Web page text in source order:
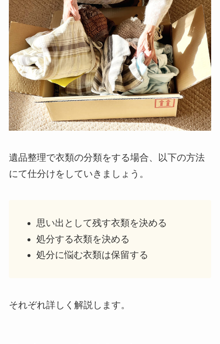
遺品整理で衣類の分類をする場合、以下の方法
にて仕分けをしていきましょう。
思い出として残す衣類を決める
処分する衣類を決める
処分に悩む衣類は保留する
それぞれ詳しく解説します。